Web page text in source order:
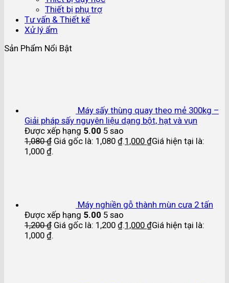
Thiết bị phụ trợ
Tư vấn & Thiết kế
Xử lý ẩm
Sản Phẩm Nổi Bật
Máy sấy thùng quay theo mẻ 300kg –
Giải pháp sấy nguyên liệu dạng bột, hạt và vụn
Được xếp hạng 5.00 5 sao
1,080₫ Giá gốc là: 1,080 ₫.1,000 ₫Giá hiện tại là:
1,000 ₫.
Máy nghiền gỗ thành mùn cưa 2 tấn
Được xếp hạng 5.00 5 sao
1,200₫ Giá gốc là: 1,200 ₫.1,000 ₫Giá hiện tại là:
1,000 ₫.